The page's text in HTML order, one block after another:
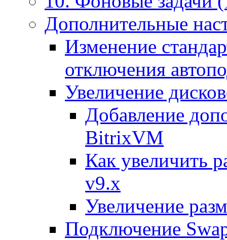
Дополнительные
Изменение
отключения
Увеличение
Добавление
BitrixVM
Как увеличить
v9.x
Увеличение
Подключение